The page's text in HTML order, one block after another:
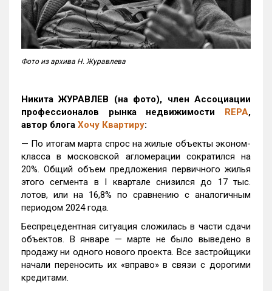
Фото из архива Н. Журавлева
Никита ЖУРАВЛЕВ (на фото), член Ассоциации
профессионалов рынка недвижимости REPA,
автор блога Хочу Квартиру:
— По итогам марта спрос на жилые объекты эконом-
класса в московской агломерации сократился на
20%. Общий объем предложения первичного жилья
этого сегмента в I квартале снизился до 17 тыс.
лотов, или на 16,8% по сравнению с аналогичным
периодом 2024 года.
Беспрецедентная ситуация сложилась в части сдачи
объектов. В январе — марте не было выведено в
продажу ни одного нового проекта. Все застройщики
начали переносить их «вправо» в связи с дорогими
кредитами.